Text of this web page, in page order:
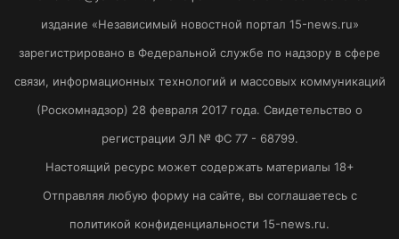
издание «Независимый новостной портал 15-news.ru»
зарегистрировано в Федеральной службе по надзору в сфере
связи, информационных технологий и массовых коммуникаций
(Роскомнадзор) 28 февраля 2017 года. Свидетельство о
регистрации ЭЛ № ФС 77 - 68799.
Настоящий ресурс может содержать материалы 18+
Отправляя любую форму на сайте, вы соглашаетесь с
политикой конфиденциальности 15-news.ru.